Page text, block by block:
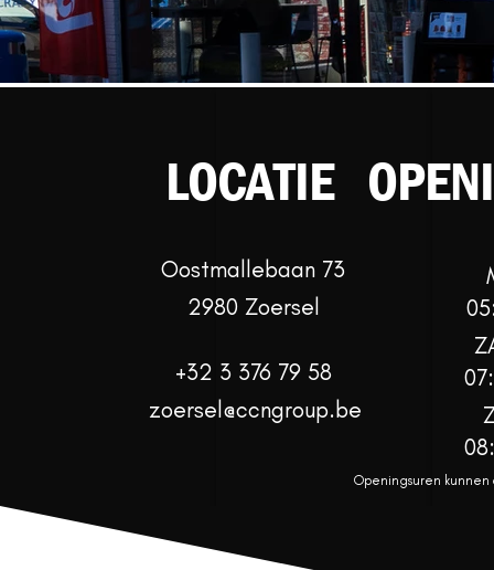
LOCATIE
Oostmallebaan 73
2980 Zoersel
+32 3 376 79 58
zoersel@ccngroup.be
Openingsuren